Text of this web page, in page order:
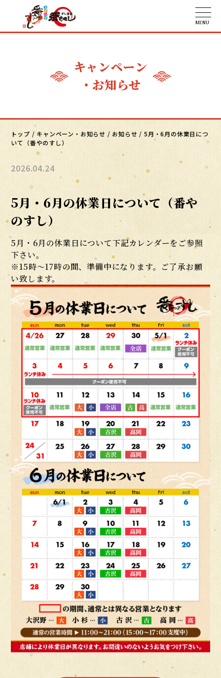
キャンペーン
・お知らせ
トップ / キャンペーン・お知らせ / お知らせ /5月・6月の休業日につ
いて（番やのすし）
2026.04.24
5月・6月の休業日について（番や
のすし）
5月・6月の休業日について下記カレンダーをご参照
下さい。
※15時〜17時の間、準備中になります。ご了承お願
い致します。